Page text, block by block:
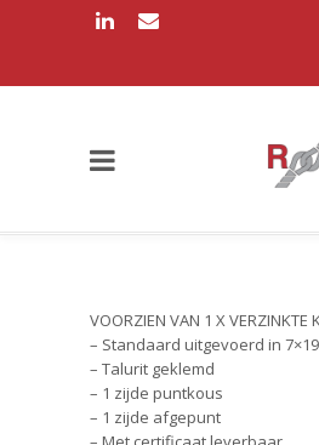
VOORZIEN VAN 1 X VERZINKTE
– Standaard uitgevoerd in
– Talurit geklemd
– 1 zijde puntkous
– 1 zijde afgepunt